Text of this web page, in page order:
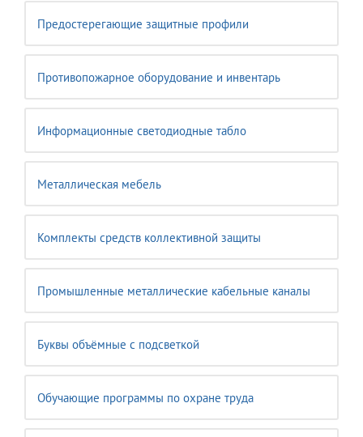
Предостерегающие защитные профили
Противопожарное оборудование и инвентарь
Информационные светодиодные табло
Металлическая мебель
Комплекты средств коллективной защиты
Промышленные металлические кабельные каналы
Буквы объёмные с подсветкой
Обучающие программы по охране труда